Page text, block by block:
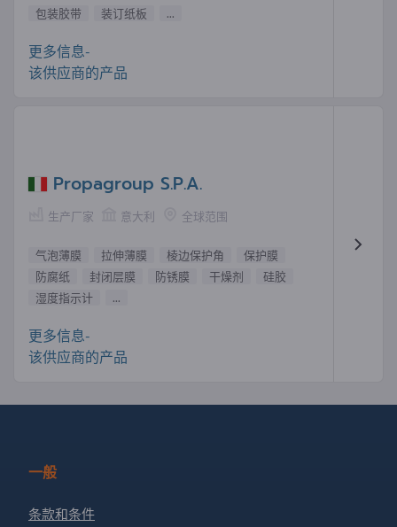
包装胶带
装订纸板 ...
更多信息-
该供应商的产品
Propagroup S.P.A.
生产厂家 意大利 全球范围
气泡薄膜 拉伸薄膜 棱边保护角
保护膜
防腐纸
封闭层膜 防锈膜 干燥剂
硅胶
湿度指示计
...
更多信息-
该供应商的产品
一般
条款和条件